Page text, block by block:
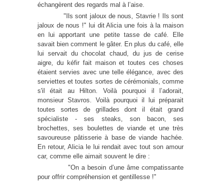
échangèrent des regards mal à l’aise.
"Ils sont jaloux de nous, Stavrie ! Ils sont
jaloux de nous !" lui dit Alicia une fois à la maison
en lui apportant une petite tasse de café. Elle
savait bien comment le gâter. En plus du café, elle
lui servait du chocolat chaud, du jus de cerise
aigre, du kéfir fait maison et toutes ces choses
étaient servies avec une telle élégance, avec des
serviettes et toutes sortes de cérémonials, comme
s'il était au Hilton. Voilà pourquoi il l’adorait,
monsieur Stavros. Voilà pourquoi il lui préparait
toutes sortes de grillades dont il était grand
spécialiste - ses steaks, son bacon, ses
brochettes, ses boulettes de viande et une très
savoureuse pâtisserie à base de viande hachée.
En retour, Alicia le lui rendait avec tout son amour
car, comme elle aimait souvent le dire :
"On a besoin d’une âme compatissante
pour offrir compréhension et gentillesse !"